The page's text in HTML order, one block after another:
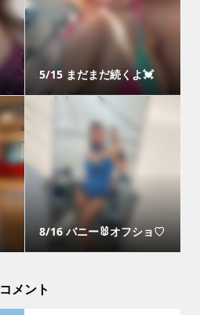
5/15 まだまだ続くよ💓
8/16 バニー🐰オフショ♡
コメント